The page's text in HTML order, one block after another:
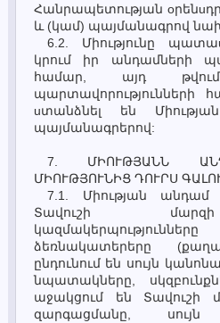
Հանրապետության
և (կամ) պայմանագրով
6.2. Միությունը
կրում իր անդամների
համար, այդ
պարտավորությունների
uտանձնել են
պայմանագրերով:
7. ՄԻՈՒԹՅԱՆՆ
ՄԻՈՒԹՅՈՒՆԻՑ ԴՈՒՐՍ
7.1. Միության
Տավուշի
ձեռնակատերերը
ընդունում են սույն
նպատակները,
աջակցում են Տավուշի
զարգացմանը, սույն